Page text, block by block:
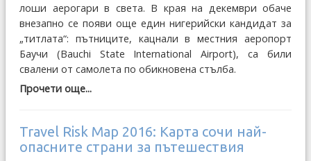
лоши аерогари в света. В края на декември обаче
внезапно се появи още един нигерийски кандидат за
„титлата“: пътниците, кацнали в местния аеропорт
Баучи (Bauchi State International Airport), са били
свалени от самолета по обикновена стълба.
Прочети още...
Travel Risk Map 2016: Карта сочи най-
опасните страни за пътешествия